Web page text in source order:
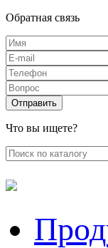
Обратная связь
Что вы ищете?